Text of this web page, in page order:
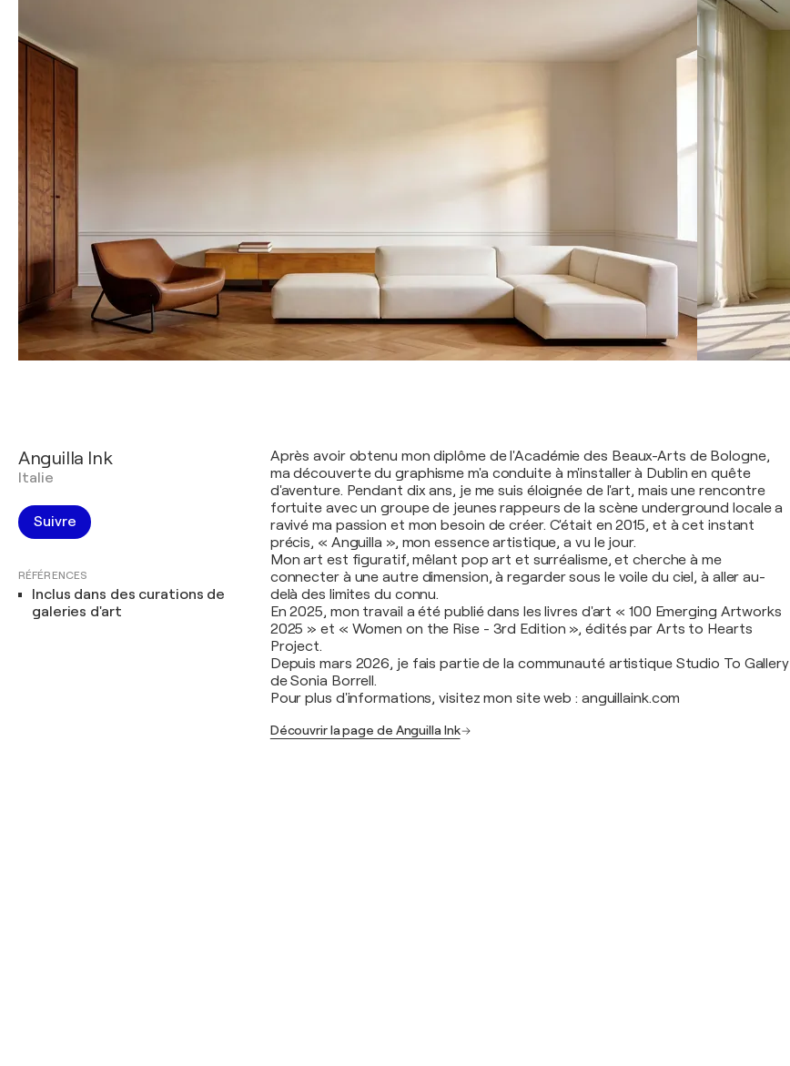
Anguilla Ink
Italie
Suivre
RÉFÉRENCES
Inclus dans des curations de
galeries d'art
Après avoir obtenu mon diplôme de l'Académie des Beaux-Arts de Bologne,
ma découverte du graphisme m'a conduite à m'installer à Dublin en quête
d'aventure. Pendant dix ans, je me suis éloignée de l'art, mais une rencontre
fortuite avec un groupe de jeunes rappeurs de la scène underground locale a
ravivé ma passion et mon besoin de créer. C'était en 2015, et à cet instant
précis, « Anguilla », mon essence artistique, a vu le jour.
Mon art est figuratif, mêlant pop art et surréalisme, et cherche à me
connecter à une autre dimension, à regarder sous le voile du ciel, à aller au-
delà des limites du connu.
En 2025, mon travail a été publié dans les livres d'art « 100 Emerging Artworks
2025 » et « Women on the Rise - 3rd Edition », édités par Arts to Hearts
Project.
Depuis mars 2026, je fais partie de la communauté artistique Studio To Gallery
de Sonia Borrell.
Pour plus d'informations, visitez mon site web : anguillaink.com
Découvrir la page de Anguilla Ink